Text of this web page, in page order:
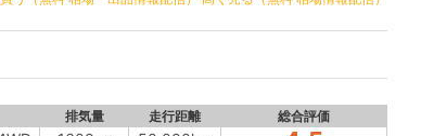
排気量 走行距離 総合評価